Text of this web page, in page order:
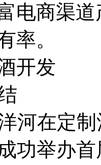
商渠道
率。
开发
在定制
功举办